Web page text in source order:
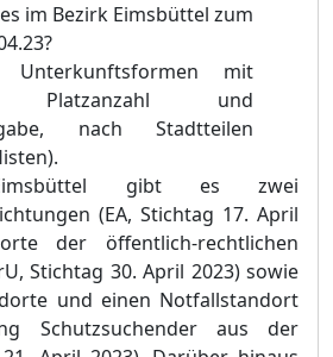
im Bezirk Eimsbüttel zum
mit
Platzanzahl und
nach Stadtteilen
gibt es zwei
(EA, Stichtag 17. April
der öffentlich-rechtlichen
Stichtag 30. April 2023) sowie
und einen Notfallstandort
Schutzsuchender aus der